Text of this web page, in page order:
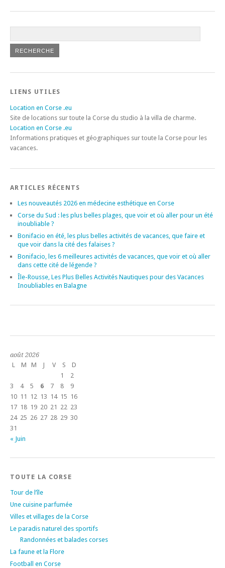
LIENS UTILES
Location en Corse .eu
Site de locations sur toute la Corse du studio à la villa de charme.
Location en Corse .eu
Informations pratiques et géographiques sur toute la Corse pour les
vacances.
ARTICLES RÉCENTS
Les nouveautés 2026 en médecine esthétique en Corse
Corse du Sud : les plus belles plages, que voir et où aller pour un été
inoubliable ?
Bonifacio en été, les plus belles activités de vacances, que faire et
que voir dans la cité des falaises ?
Bonifacio, les 6 meilleures activités de vacances, que voir et où aller
dans cette cité de légende ?
Île-Rousse, Les Plus Belles Activités Nautiques pour des Vacances
Inoubliables en Balagne
août 2026
L
M M J V S
D
1
2
3
4 5 6 7 8
9
10 11 12 13 14 15 16
17 18 19 20 21 22 23
24 25 26 27 28 29 30
31
« Juin
TOUTE LA CORSE
Tour de l’île
Une cuisine parfumée
Villes et villages de la Corse
Le paradis naturel des sportifs
Randonnées et balades corses
La faune et la Flore
Football en Corse